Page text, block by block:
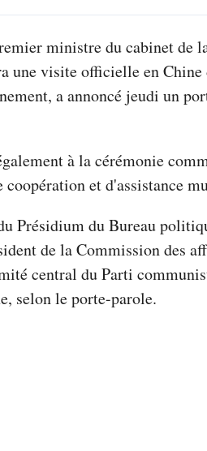
ministre du cabinet de
une visite officielle en
a annoncé jeudi un
à la cérémonie
et d'assistance
Présidium du Bureau
de la Commission des
central du Parti
selon le porte-parole.